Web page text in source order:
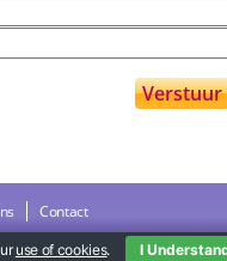
Contact
use of cookies. I